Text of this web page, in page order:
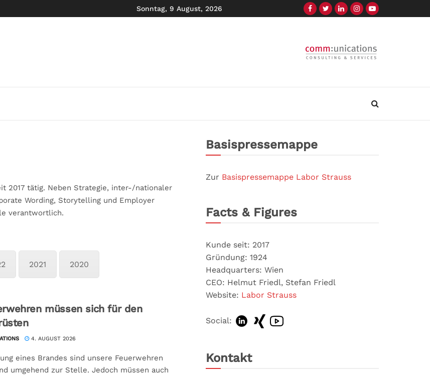
Sonntag, 9 August, 2026
2017 tätig. Neben Strategie, inter-/nationaler
Wording, Storytelling und Employer
verantwortlich.
2021 2020
müssen sich für den
4. AUGUST 2026
eines Brandes sind unsere Feuerwehren
umgehend zur Stelle. Jedoch müssen auch
Basispressemappe
Zur Basispressemappe Labor Strauss
Facts & Figures
Kunde seit: 2017
Gründung: 1924
Headquarters: Wien
CEO: Helmut Friedl, Stefan Friedl
Website: Labor Strauss
Social:
Kontakt